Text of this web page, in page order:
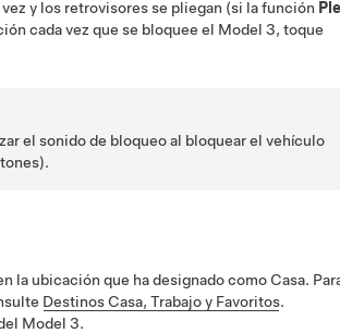
y los retrovisores se pliegan (si la función
cada vez que se bloquee el Model 3, toque
el sonido de bloqueo al bloquear el vehículo
la ubicación que ha designado como Casa.
Destinos Casa, Trabajo y Favoritos.
Model 3.